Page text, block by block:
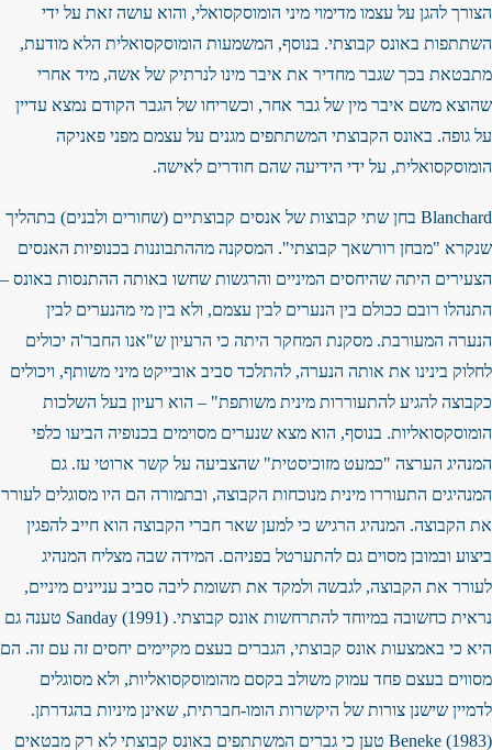
הצורך להגן על עצמו מדימוי מיני הומוסקסואלי, והוא עושה זאת על ידי
השתתפות באונס קבוצתי. בנוסף, המשמעות הומוסקסואלית הלא מודעת,
מתבטאת בכך שגבר מחדיר את איבר מינו לנרתיק של אשה, מיד אחרי
שהוצא משם איבר מין של גבר אחר, וכשריחו של הגבר הקודם נמצא עדיין
על גופה. באונס הקבוצתי המשתתפים מגנים על עצמם מפני פאניקה
הומוסקסואלית, על ידי הידיעה שהם חודרים לאישה.
Blanchard בחן שתי קבוצות של אנסים קבוצתיים (שחורים ולבנים) בתהליך
שנקרא "מבחן רורשאך קבוצתי". המסקנה מההתבוננות בכנופיות האנסים
הצעירים היתה שהיחסים המיניים והרגשות שחשו באותה ההתנסות באונס –
התנהלו רובם ככולם בין הנערים לבין עצמם, ולא בין מי מהנערים לבין
הנערה המעורבת. מסקנת המחקר היתה כי הרעיון ש"אנו החבר'ה יכולים
לחלוק בינינו את אותה הנערה, להתלכד סביב אובייקט מיני משותף, ויכולים
כקבוצה להגיע להתעוררות מינית משותפת" – הוא רעיון בעל השלכות
הומוסקסואליות. בנוסף, הוא מצא שנערים מסוימים בכנופיה הביעו כלפי
המנהיג הערצה "כמעט מזוכיסטית" שהצביעה על קשר ארוטי עז. גם
המנהיגים התעוררו מינית מנוכחות הקבוצה, ובתמורה הם היו מסוגלים לעורר
את הקבוצה. המנהיג הרגיש כי למען שאר חברי הקבוצה הוא חייב להפגין
ביצוע ובמובן מסוים גם להתערטל בפניהם. המידה שבה מצליח המנהיג
לעורר את הקבוצה, לגבשה ולמקד את תשומת ליבה סביב עניינים מיניים,
נראית כחשובה במיוחד להתרחשות אונס קבוצתי. Sanday (1991) טענה גם
היא כי באמצעות אונס קבוצתי, הגברים בעצם מקיימים יחסים זה עם זה. הם
מסווים בעצם פחד עמוק משולב בקסם מהומוסקסואליות, ולא מסוגלים
לדמיין שישנן צורות של היקשרות הומו-חברתית, שאינן מיניות בהגדרתן.
Beneke (1983) טען כי גברים המשתתפים באונס קבוצתי לא רק מבטאים